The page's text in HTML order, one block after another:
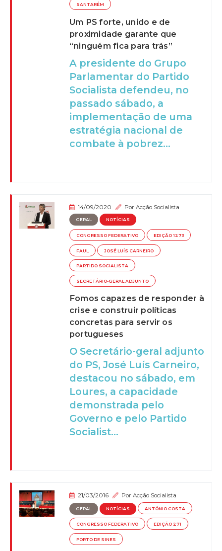
SANTARÉM
Um PS forte, unido e de
proximidade garante que
“ninguém fica para trás”
A presidente do Grupo
Parlamentar do Partido
Socialista defendeu, no
passado sábado, a
implementação de uma
estratégia nacional de
combate à pobrez...
14/09/2020 PorAcção Socialista
GERAL NOTÍCIAS
CONGRESSO FEDERATIVO EDIÇÃO 1273
FAUL JOSÉ LUÍS CARNEIRO
PARTIDO SOCIALISTA
SECRETÁRIO-GERAL ADJUNTO
Fomos capazes de responder à
crise e construir políticas
concretas para servir os
portugueses
O Secretário-geral adjunto
do PS, José Luís Carneiro,
destacou no sábado, em
Loures, a capacidade
demonstrada pelo
Governo e pelo Partido
Socialist...
21/03/2016 PorAcção Socialista
GERAL NOTÍCIAS ANTÓNIO COSTA
CONGRESSO FEDERATIVO EDIÇÃO 271
PORTO DE SINES